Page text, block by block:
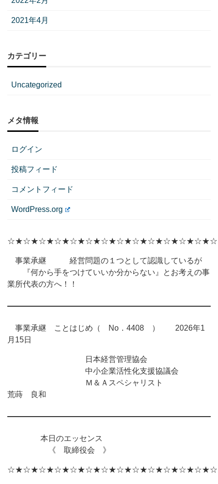
2021年4月
カテゴリー
Uncategorized
メタ情報
ログイン
投稿フィード
コメントフィード
WordPress.org
事業承継 経営問題の１つとして認識しているが
『何から手をつけていいか分からない』とお考えの事
業所代表の方へ！！
事業承継 ことはじめ（ No．4408 ） 2026年1
月15日
日本経営管理協会
中小企業活性化支援協議会
Ｍ＆Ａスペシャリスト
荒蒔 良和
本日のエッセンス
《 取締役会 》